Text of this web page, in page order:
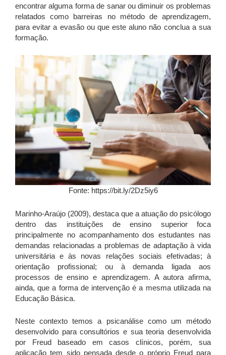
encontrar alguma forma de sanar ou diminuir os problemas
relatados como barreiras no método de aprendizagem,
para evitar a evasão ou que este aluno não conclua a sua
formação.
Fonte: https://bit.ly/2Dz5iy6
Marinho-Araújo (2009), destaca que a atuação do psicólogo
dentro das instituições de ensino superior foca
principalmente no acompanhamento dos estudantes nas
demandas relacionadas a problemas de adaptação à vida
universitária e às novas relações sociais efetivadas; à
orientação profissional; ou à demanda ligada aos
processos de ensino e aprendizagem. A autora afirma,
ainda, que a forma de intervenção é a mesma utilizada na
Educação Básica.
Neste contexto temos a psicanálise como um método
desenvolvido para consultórios e sua teoria desenvolvida
por Freud baseado em casos clínicos, porém, sua
aplicação tem sido pensada desde o próprio Freud para